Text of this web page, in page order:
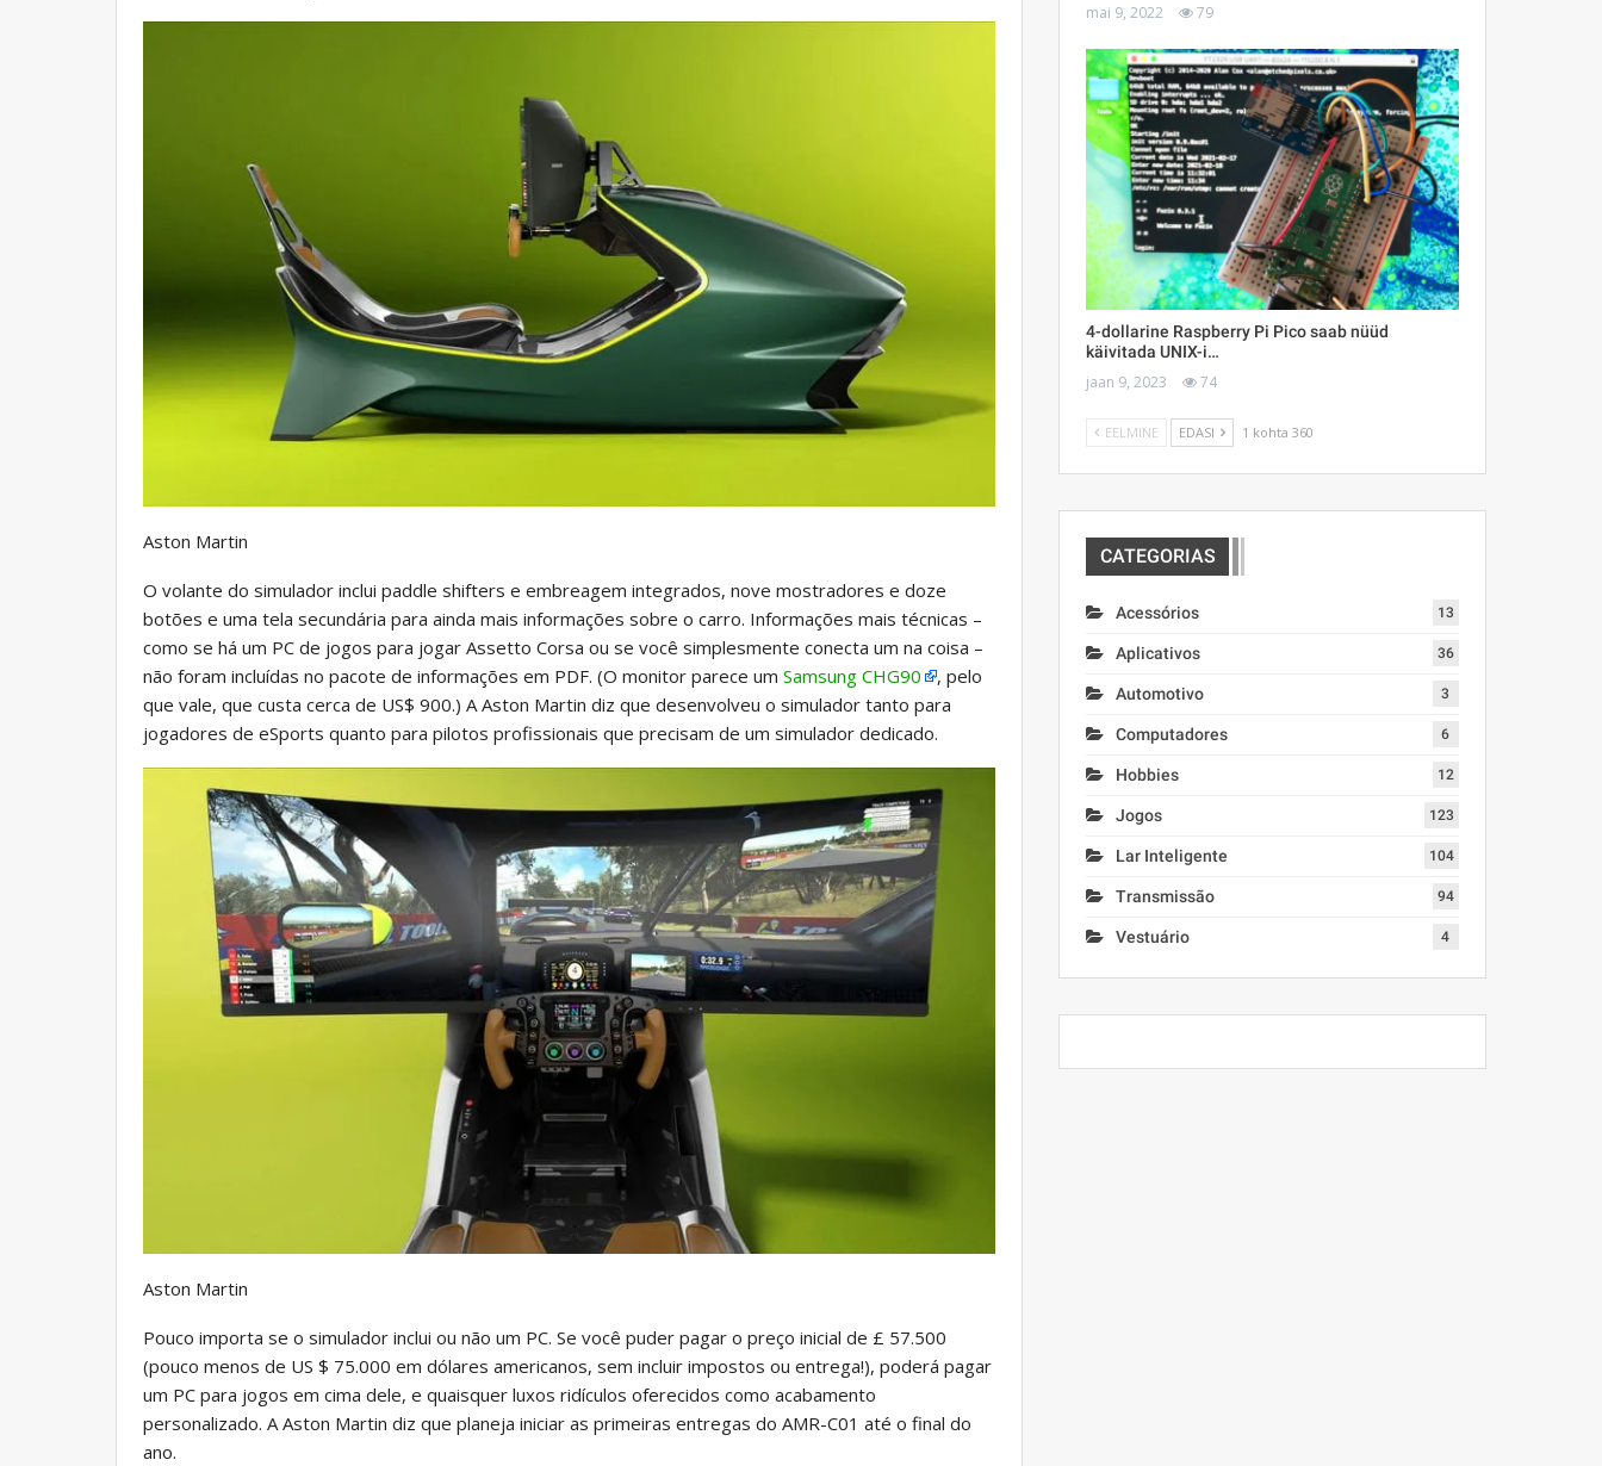
Aston Martin
O volante do simulador inclui paddle shifters e embreagem integrados, nove mostradores e doze
botões e uma tela secundária para ainda mais informações sobre o carro. Informações mais técnicas –
como se há um PC de jogos para jogar Assetto Corsa ou se você simplesmente conecta um na coisa –
não foram incluídas no pacote de informações em PDF. (O monitor parece um Samsung CHG90
, pelo
que vale, que custa cerca de US$ 900.) A Aston Martin diz que desenvolveu o simulador tanto para
jogadores de eSports quanto para pilotos profissionais que precisam de um simulador dedicado.
Aston Martin
Pouco importa se o simulador inclui ou não um PC. Se você puder pagar o preço inicial de £ 57.500
(pouco menos de US $ 75.000 em dólares americanos, sem incluir impostos ou entrega!), poderá pagar
um PC para jogos em cima dele, e quaisquer luxos ridículos oferecidos como acabamento
personalizado. A Aston Martin diz que planeja iniciar as primeiras entregas do AMR-C01 até o final do
ano.
mai 9, 2022 79
4-dollarine Raspberry Pi Pico saab nüüd
käivitada UNIX-i…
jaan 9, 2023 74
EELMINE EDASI 1 kohta 360
CATEGORIAS
Acessórios 13
Aplicativos 36
Automotivo 3
Computadores 6
Hobbies 12
Jogos 123
Lar Inteligente 104
Transmissão 94
Vestuário 4